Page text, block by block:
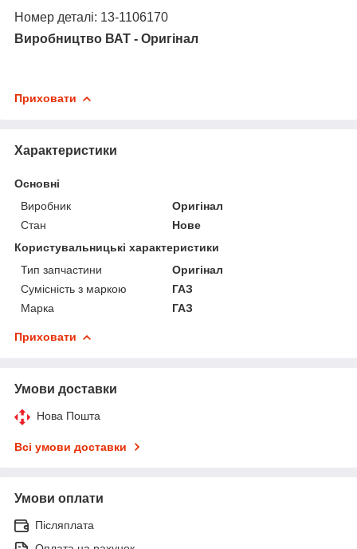
Номер деталі: 13-1106170
Виробництво ВАТ - Оригінал
Приховати
Характеристики
Основні
Виробник
Оригінал
Стан
Нове
Користувальницькі характеристики
Тип запчастини
Оригінал
Сумісність з маркою
ГАЗ
Марка
ГАЗ
Приховати
Умови доставки
Нова Пошта
Всі умови доставки
Умови оплати
Післяплата